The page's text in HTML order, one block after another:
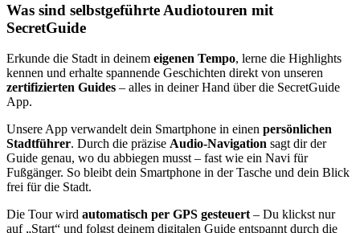
Was sind selbstgeführte Audiotouren mit
SecretGuide
Erkunde die Stadt in deinem eigenen Tempo, lerne die Highlights
kennen und erhalte spannende Geschichten direkt von unseren
zertifizierten Guides – alles in deiner Hand über die SecretGuide
App.
Unsere App verwandelt dein Smartphone in einen persönlichen
Stadtführer. Durch die präzise Audio-Navigation sagt dir der
Guide genau, wo du abbiegen musst – fast wie ein Navi für
Fußgänger. So bleibt dein Smartphone in der Tasche und dein Blick
frei für die Stadt.
Die Tour wird automatisch per GPS gesteuert – Du klickst nur
auf „Start“ und folgst deinem digitalen Guide entspannt durch die